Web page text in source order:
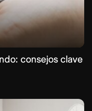
consejos clave